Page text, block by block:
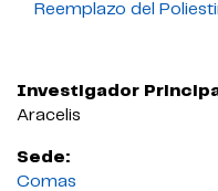
Reemplazo del
Investigador
Aracelis
Sede:
Comas